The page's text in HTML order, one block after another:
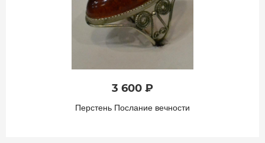
3 600 ₽
Перстень Послание вечности